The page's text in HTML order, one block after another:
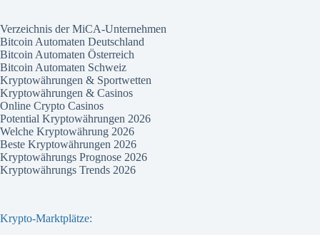
Verzeichnis der MiCA-Unternehmen
Bitcoin Automaten Deutschland
Bitcoin Automaten Österreich
Bitcoin Automaten Schweiz
Kryptowährungen & Sportwetten
Kryptowährungen & Casinos
Online Crypto Casinos
Potential Kryptowährungen 2026
Welche Kryptowährung 2026
Beste Kryptowährungen 2026
Kryptowährungs Prognose 2026
Kryptowährungs Trends 2026
Krypto-Marktplätze: